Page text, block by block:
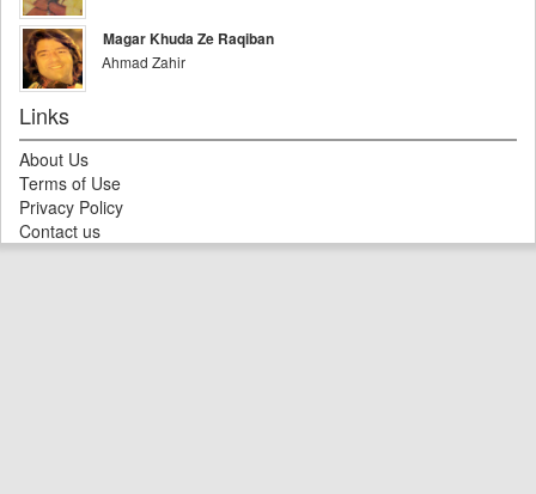
Magar Khuda Ze Raqiban
Ahmad Zahir
Links
About Us
Terms of Use
Privacy Policy
Contact us